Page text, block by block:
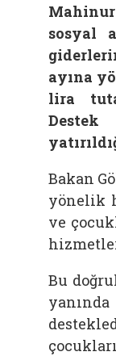
sosyal
ayına
lira
Destek
Bakan
yönelik
ve
Bu